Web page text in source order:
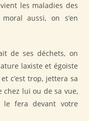
les maladies des
aussi, on s’en
de ses déchets, on
laxiste et égoïste
c’est trop, jettera sa
lui ou de sa vue,
fera devant votre